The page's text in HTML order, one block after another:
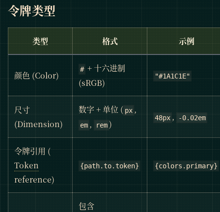
令牌类型
类型 格式 示例
颜色 (Color)
# + 十六进制
(sRGB)
"#1A1C1E"
尺寸
(Dimension)
数字 + 单位 ( px ,
em , rem )
48px , -0.02em
令牌引用 (
Token
reference)
{path.to.token} {colors.primary}
包含